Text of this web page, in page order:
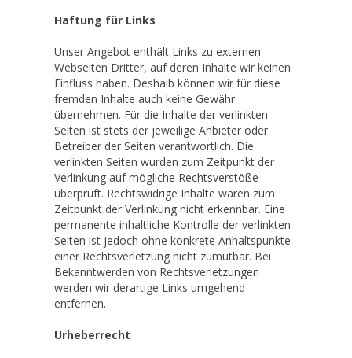
Haftung für Links
Unser Angebot enthält Links zu externen
Webseiten Dritter, auf deren Inhalte wir keinen
Einfluss haben. Deshalb können wir für diese
fremden Inhalte auch keine Gewähr
übernehmen. Für die Inhalte der verlinkten
Seiten ist stets der jeweilige Anbieter oder
Betreiber der Seiten verantwortlich. Die
verlinkten Seiten wurden zum Zeitpunkt der
Verlinkung auf mögliche Rechtsverstöße
überprüft. Rechtswidrige Inhalte waren zum
Zeitpunkt der Verlinkung nicht erkennbar. Eine
permanente inhaltliche Kontrolle der verlinkten
Seiten ist jedoch ohne konkrete Anhaltspunkte
einer Rechtsverletzung nicht zumutbar. Bei
Bekanntwerden von Rechtsverletzungen
werden wir derartige Links umgehend
entfernen.
Urheberrecht